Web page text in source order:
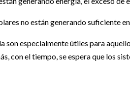
no están generando suficiente
son especialmente útiles para
con el tiempo, se espera que los